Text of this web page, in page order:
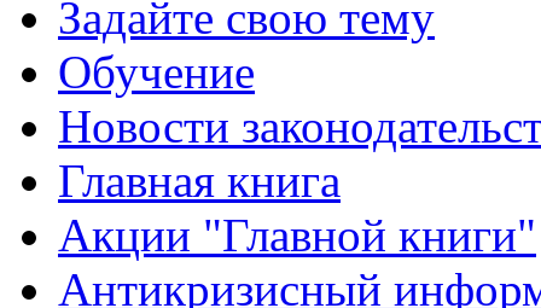
Задайте свою тему
Обучение
Новости
Главная книга
Акции "Главной книги"
Антикризисный